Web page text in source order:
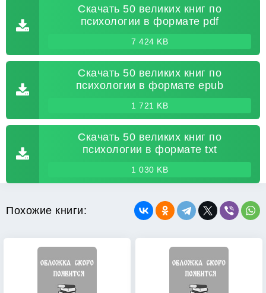
Скачать 50 великих книг по
психологии в формате pdf
7 424 KB
Скачать 50 великих книг по
психологии в формате epub
1 721 KB
Скачать 50 великих книг по
психологии в формате txt
1 030 KB
Похожие книги: